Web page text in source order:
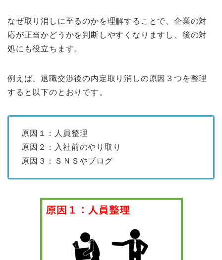
なぜ取り消しに至るのかを理解することで、企業の対
応が正当かどうかを判断しやすくなりますし、後の対
処にも役立ちます。
例えば、退職交渉後の内定取り消しの原因３つを整理
すると以下のとおりです。
原因１：人員整理
原因２：入社前のやり取り
原因３：ＳＮＳやブログ